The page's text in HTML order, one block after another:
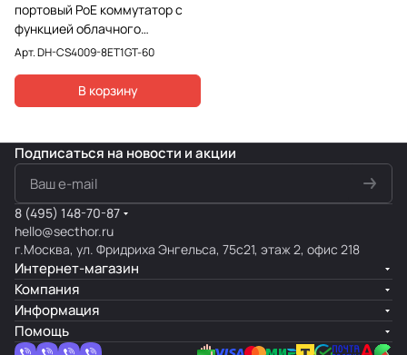
портовый PoE коммутатор с
функцией облачного
управления
Арт.DH-CS4009-8ET1GT-60
В корзину
Подписаться на новости и акции
8 (495) 148-70-87
hello@secthor.ru
г.Москва, ул. Фридриха Энгельса, 75с21, этаж 2, офис 218
Интернет-магазин
Компания
Информация
Помощь